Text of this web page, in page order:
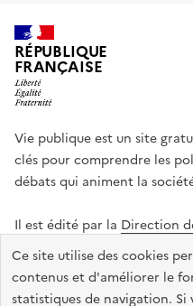
Ce site utilise des cookies
contenus et d'améliorer le
statistiques de navigation. Si
RÉPUBLIQUE
FRANÇAISE
Vie publique est un site
clés pour comprendre les
débats qui animent la
Il est édité par la Direction
administrative